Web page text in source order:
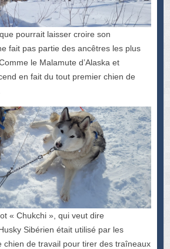
pourrait laisser croire son
fait pas partie des ancêtres les plus
le Malamute d’Alaska et
en fait du tout premier chien de
« Chukchi », qui veut dire
Sibérien était utilisé par les
chien de travail pour tirer des traîneaux